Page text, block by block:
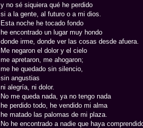
y no sé siquiera qué he perdido
si a la gente, al futuro o a mi dios.
Esta noche he tocado fondo
he encontrado un lugar muy hondo
donde irme, donde ver las cosas desde afuera.
Me negaron el dolor y el cielo
me apretaron, me ahogaron;
me he quedado sin silencio,
sin angustias
ni alegría, ni dolor.
No me queda nada, ya no tengo nada
he perdido todo, he vendido mi alma
he matado las palomas de mi plaza.
No he encontrado a nadie que haya